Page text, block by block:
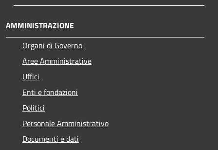
AMMINISTRAZIONE
Organi di Governo
Aree Amministrative
Uffici
Enti e fondazioni
Politici
Personale Amministrativo
Documenti e dati